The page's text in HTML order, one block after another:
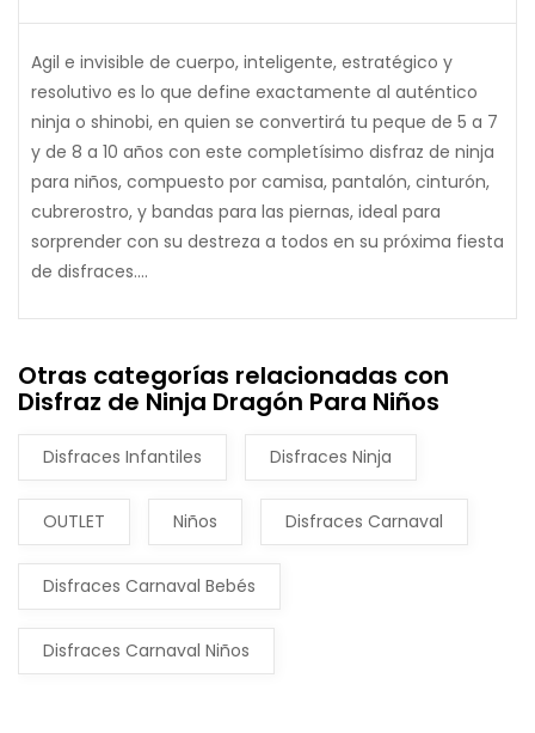
Agil e invisible de cuerpo, inteligente, estratégico y
resolutivo es lo que define exactamente al auténtico
ninja o shinobi, en quien se convertirá tu peque de 5 a 7
y de 8 a 10 años con este completísimo disfraz de ninja
para niños, compuesto por camisa, pantalón, cinturón,
cubrerostro, y bandas para las piernas, ideal para
sorprender con su destreza a todos en su próxima fiesta
de disfraces....
Otras categorías relacionadas con
Disfraz de Ninja Dragón Para Niños
Disfraces Infantiles Disfraces Ninja
OUTLET Niños Disfraces Carnaval
Disfraces Carnaval Bebés
Disfraces Carnaval Niños